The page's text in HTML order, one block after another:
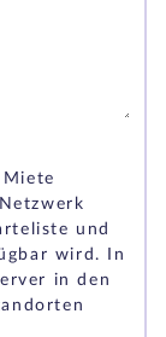
und
wird. In
in den